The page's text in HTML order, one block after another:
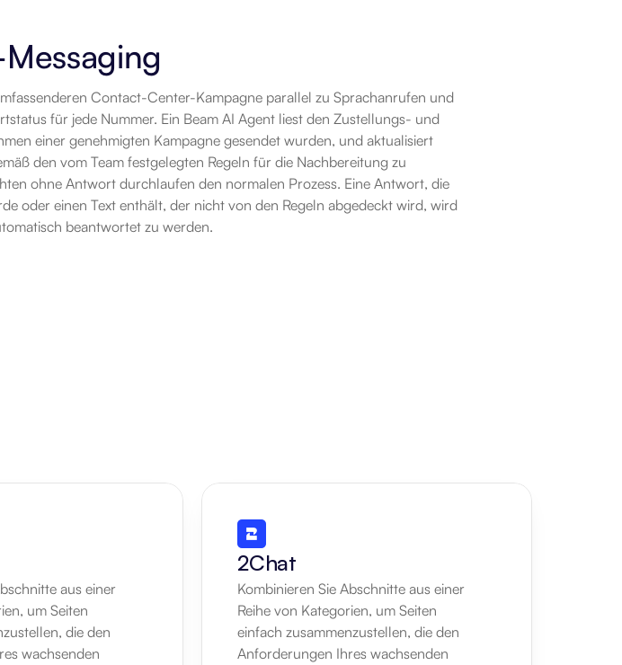
Contact-Center-Kampagne parallel zu Sprachanrufen und
für jede Nummer. Ein Beam AI Agent liest den Zustellungs- und
einer genehmigten Kampagne gesendet wurden, und aktualisiert
den vom Team festgelegten Regeln für die Nachbereitung zu
ohne Antwort durchlaufen den normalen Prozess. Eine Antwort, die
oder einen Text enthält, der nicht von den Regeln abgedeckt wird, wird
beantwortet zu werden.
aus einer
um Seiten
die den
wachsenden
2Chat
Kombinieren Sie Abschnitte aus einer
Reihe von Kategorien, um Seiten
einfach zusammenzustellen, die den
Anforderungen Ihres wachsenden